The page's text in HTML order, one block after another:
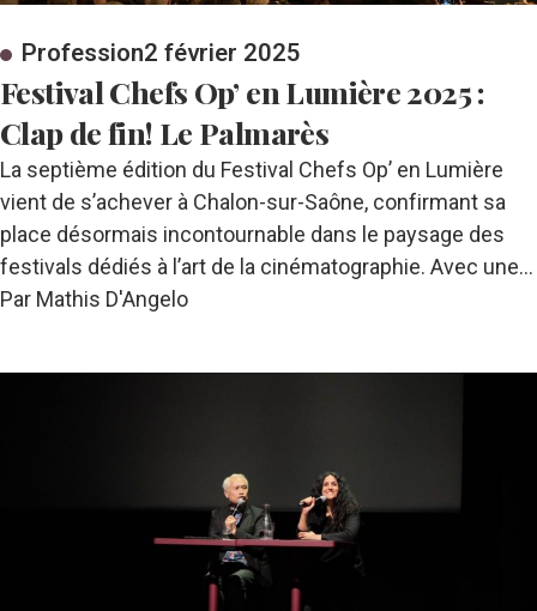
Profession2 février 2025
Festival Chefs Op’ en Lumière 2025 :
Clap de fin! Le Palmarès
La septième édition du Festival Chefs Op’ en Lumière
vient de s’achever à Chalon-sur-Saône, confirmant sa
place désormais incontournable dans le paysage des
festivals dédiés à l’art de la cinématographie. Avec une…
Par Mathis D'Angelo